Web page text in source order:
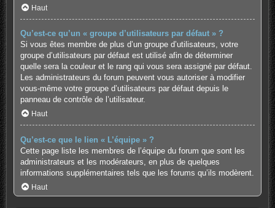
Haut
Qu’est-ce qu’un « groupe d’utilisateurs par défaut » ?
Si vous êtes membre de plus d’un groupe d’utilisateurs, votre
groupe d’utilisateurs par défaut est utilisé afin de déterminer
quelle sera la couleur et le rang qui vous sera assigné par défaut.
Les administrateurs du forum peuvent vous autoriser à modifier
vous-même votre groupe d’utilisateurs par défaut depuis le
panneau de contrôle de l’utilisateur.
Haut
Qu’est-ce que le lien « L’équipe » ?
Cette page liste les membres de l’équipe du forum que sont les
administrateurs et les modérateurs, en plus de quelques
informations supplémentaires tels que les forums qu’ils modèrent.
Haut